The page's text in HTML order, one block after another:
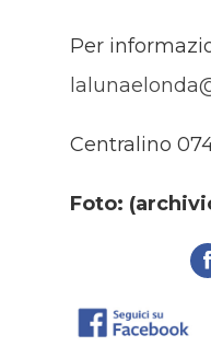
Per
Centralino
Foto: